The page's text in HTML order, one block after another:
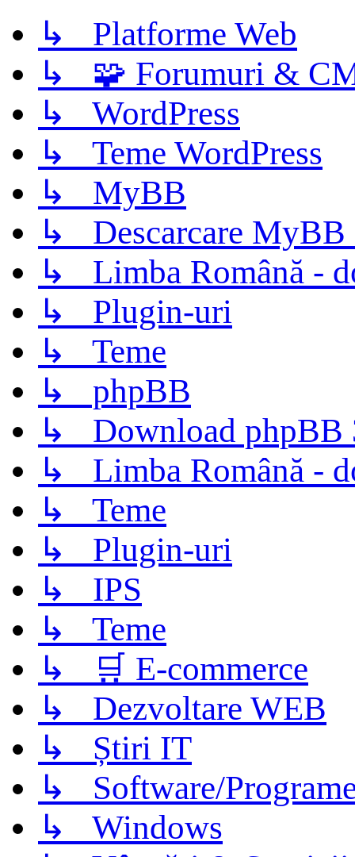
↳ Platforme Web
↳ 🧩 Forumuri &
↳ WordPress
↳ Teme WordPress
↳ MyBB
↳ Descarcare MyBB
↳ Limba Română -
↳ Plugin-uri
↳ Teme
↳ phpBB
↳ Download phpBB
↳ Limba Română -
↳ Teme
↳ Plugin-uri
↳ IPS
↳ Teme
↳ 🛒 E-commerce
↳ Dezvoltare WEB
↳ Știri IT
↳ Software/
↳ Windows